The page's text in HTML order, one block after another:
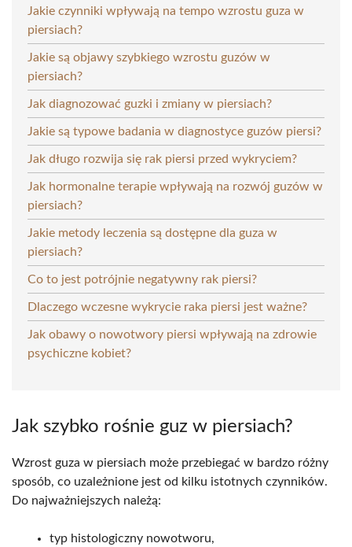
Jakie czynniki wpływają na tempo wzrostu guza w
piersiach?
Jakie są objawy szybkiego wzrostu guzów w
piersiach?
Jak diagnozować guzki i zmiany w piersiach?
Jakie są typowe badania w diagnostyce guzów piersi?
Jak długo rozwija się rak piersi przed wykryciem?
Jak hormonalne terapie wpływają na rozwój guzów w
piersiach?
Jakie metody leczenia są dostępne dla guza w
piersiach?
Co to jest potrójnie negatywny rak piersi?
Dlaczego wczesne wykrycie raka piersi jest ważne?
Jak obawy o nowotwory piersi wpływają na zdrowie
psychiczne kobiet?
Jak szybko rośnie guz w piersiach?
Wzrost guza w piersiach może przebiegać w bardzo różny
sposób, co uzależnione jest od kilku istotnych czynników.
Do najważniejszych należą:
typ histologiczny nowotworu,